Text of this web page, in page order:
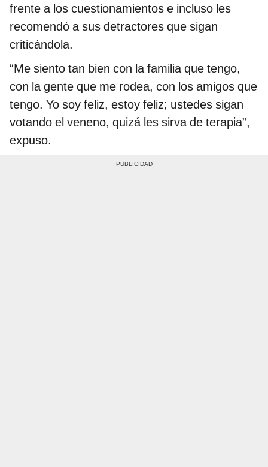
frente a los cuestionamientos e incluso les
recomendó a sus detractores que sigan
criticándola.
“Me siento tan bien con la familia que tengo,
con la gente que me rodea, con los amigos que
tengo. Yo soy feliz, estoy feliz; ustedes sigan
votando el veneno, quizá les sirva de terapia”,
expuso.